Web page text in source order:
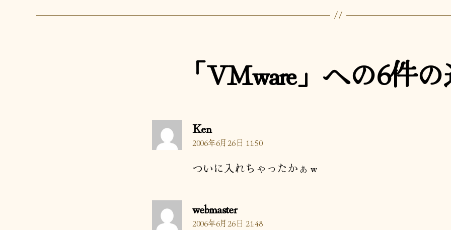
「VMware」への6件
Kenの
発
2006年6月26日 11:50
ついに入れちゃったかぁｗ
webmasterの
発
2006年6月26日 21:48